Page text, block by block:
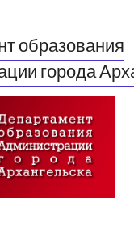
образования
города